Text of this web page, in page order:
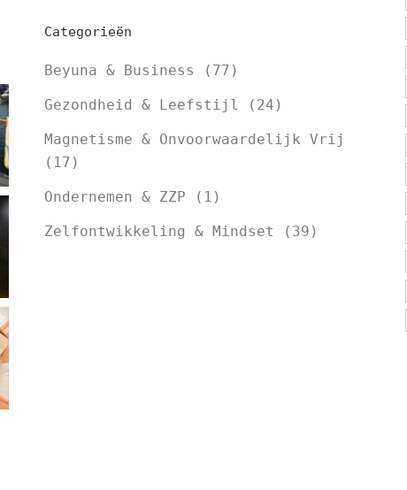
Categorieën
Beyuna & Business (77)
Gezondheid & Leefstijl (24)
Magnetisme & Onvoorwaardelijk Vrij
(17)
Ondernemen & ZZP (1)
Zelfontwikkeling & Mindset (39)